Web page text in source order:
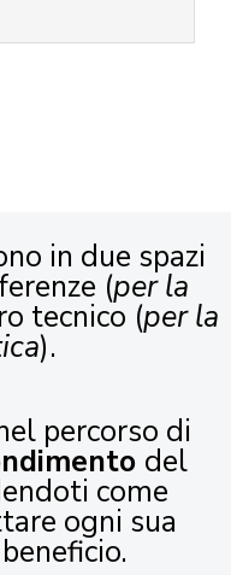
in due spazi
(per la
tecnico (per la
).
percorso di
del
come
ogni sua